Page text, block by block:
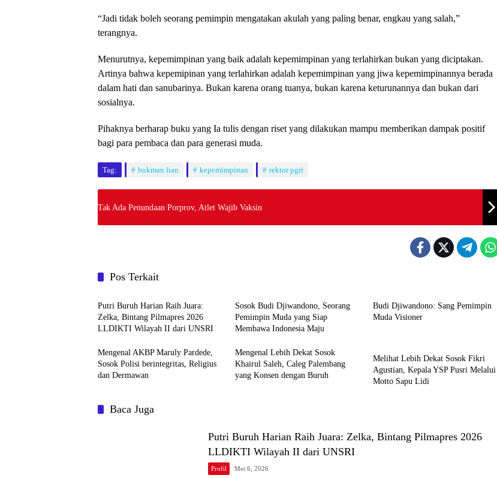
“Jadi tidak boleh seorang pemimpin mengatakan akulah yang paling benar, engkau yang salah,”
terangnya.
Menurutnya, kepemimpinan yang baik adalah kepemimpinan yang terlahirkan bukan yang diciptakan.
Artinya bahwa kepemipinan yang terlahirkan adalah kepemimpinan yang jiwa kepemimpinannya berada
dalam hati dan sanubarinya. Bukan karena orang tuanya, bukan karena keturunannya dan bukan dari
sosialnya.
Pihaknya berharap buku yang Ia tulis dengan riset yang dilakukan mampu memberikan dampak positif
bagi para pembaca dan para generasi muda.
Tag: bukman lian kepemimpinan rektor pgri
Tak Ada Penundaan Porprov, Atlet Wajib Vaksin
Pos Terkait
Profil
Putri Buruh Harian Raih Juara:
Zelka, Bintang Pilmapres 2026
LLDIKTI Wilayah II dari UNSRI
Sosok Budi Djiwandono, Seorang
Pemimpin Muda yang Siap
Membawa Indonesia Maju
Budi Djiwandono: Sang Pemimpin
Muda Visioner
Mengenal AKBP Maruly Pardede,
Sosok Polisi berintegritas, Religius
dan Dermawan
Mengenal Lebih Dekat Sosok
Khairul Saleh, Caleg Palembang
yang Konsen dengan Buruh
Melihat Lebih Dekat Sosok Fikri
Agustian, Kepala YSP Pusri Melalui
Motto Sapu Lidi
Baca Juga
Putri Buruh Harian Raih Juara: Zelka, Bintang Pilmapres 2026
LLDIKTI Wilayah II dari UNSRI
Profil Mei 6, 2026